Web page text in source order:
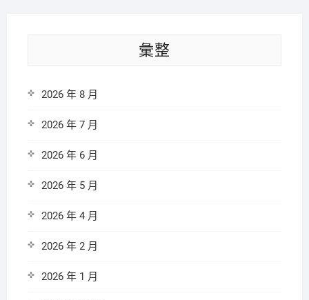
彙整
2026 年 8 月
2026 年 7 月
2026 年 6 月
2026 年 5 月
2026 年 4 月
2026 年 2 月
2026 年 1 月